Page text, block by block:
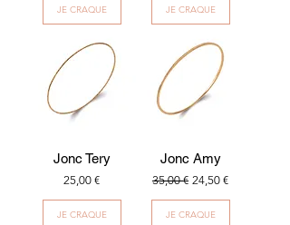
JE CRAQUE JE CRAQUE
Jonc Tery
Prix
25,00 €
JE CRAQUE
Jonc Amy
Prix original
35,00 € Prix promotionnel
24,50 €
JE CRAQUE